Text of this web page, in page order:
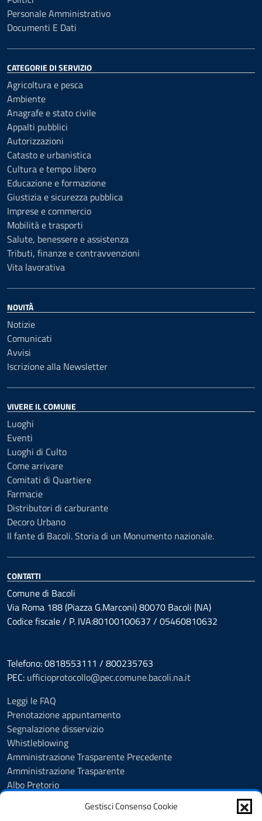
Gestisci Consenso Cookie
Personale Amministrativo
Documenti E Dati
CATEGORIE DI SERVIZIO
Agricoltura e pesca
Ambiente
Anagrafe e stato civile
Appalti pubblici
Autorizzazioni
Catasto e urbanistica
Cultura e tempo libero
Educazione e formazione
Giustizia e sicurezza pubblica
Imprese e commercio
Mobilità e trasporti
Salute, benessere e assistenza
Tributi, finanze e contravvenzioni
Vita lavorativa
NOVITÀ
Notizie
Comunicati
Avvisi
Iscrizione alla Newsletter
VIVERE IL COMUNE
Luoghi
Eventi
Luoghi di Culto
Come arrivare
Comitati di Quartiere
Farmacie
Distributori di carburante
Decoro Urbano
Il fante di Bacoli. Storia di un Monumento nazionale.
CONTATTI
Comune di Bacoli
Via Roma 188 (Piazza G.Marconi) 80070 Bacoli (NA)
Codice fiscale / P. IVA:80100100637 / 05460810632
Telefono: 0818553111 / 800235763
PEC: ufficioprotocollo@pec.comune.bacoli.na.it
Leggi le FAQ
Prenotazione appuntamento
Segnalazione disservizio
Whistleblowing
Amministrazione Trasparente Precedente
Amministrazione Trasparente
Albo Pretorio